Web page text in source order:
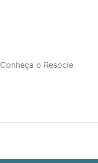
Conheça o Resocie